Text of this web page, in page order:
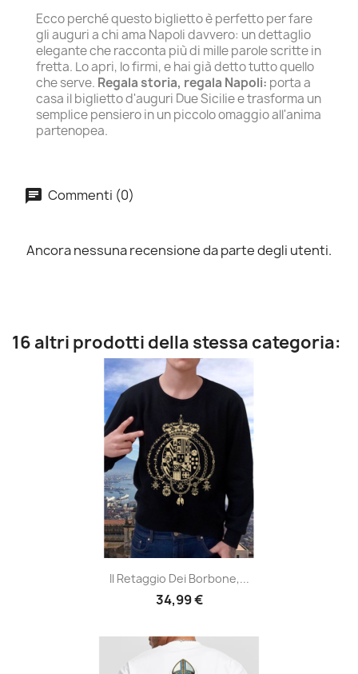
Ecco perché questo biglietto è perfetto per fare
gli auguri a chi ama Napoli davvero: un dettaglio
elegante che racconta più di mille parole scritte in
fretta. Lo apri, lo firmi, e hai già detto tutto quello
che serve. Regala storia, regala Napoli: porta a
casa il biglietto d'auguri Due Sicilie e trasforma un
semplice pensiero in un piccolo omaggio all'anima
partenopea.
Commenti (0)
Ancora nessuna recensione da parte degli utenti.
16 altri prodotti della stessa categoria:
Il Retaggio Dei Borbone,...
34,99 €